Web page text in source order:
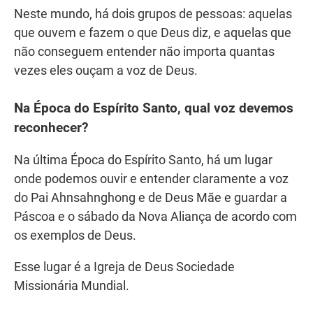
Neste mundo, há dois grupos de pessoas: aquelas
que ouvem e fazem o que Deus diz, e aquelas que
não conseguem entender não importa quantas
vezes eles ouçam a voz de Deus.
Na Época do Espírito Santo, qual voz devemos
reconhecer?
Na última Época do Espírito Santo, há um lugar
onde podemos ouvir e entender claramente a voz
do Pai Ahnsahnghong e de Deus Mãe e guardar a
Páscoa e o sábado da Nova Aliança de acordo com
os exemplos de Deus.
Esse lugar é a Igreja de Deus Sociedade
Missionária Mundial.